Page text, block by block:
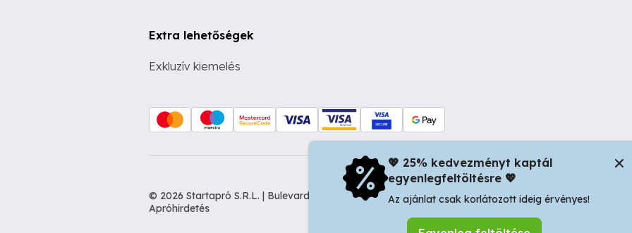
Extra lehetőségek
Exkluzív kiemelés
© 2026 Startapró S.R.L. | Bulevardul Dacia nr 34, Oradea 410346, Romania | Tax ID: RO44483373 -
Apróhirdetés
💖 25% kedvezményt kaptál
egyenlegfeltöltésre 💖
Az ajánlat csak korlátozott ideig érvényes!